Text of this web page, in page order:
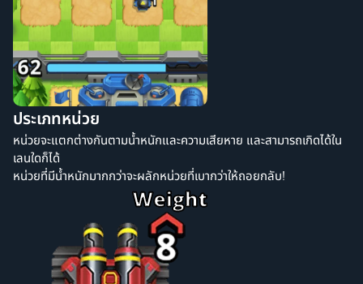
ประเภทหน่วย
หน่วยจะแตกต่างกันตามน้ำหนักและความเสียหาย และสามารถเกิดได้ใน
เลนใดก็ได้
หน่วยที่มีน้ำหนักมากกว่าจะผลักหน่วยที่เบากว่าให้ถอยกลับ!